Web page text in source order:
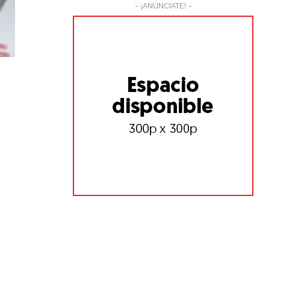
- ¡ANÚNCIATE! -